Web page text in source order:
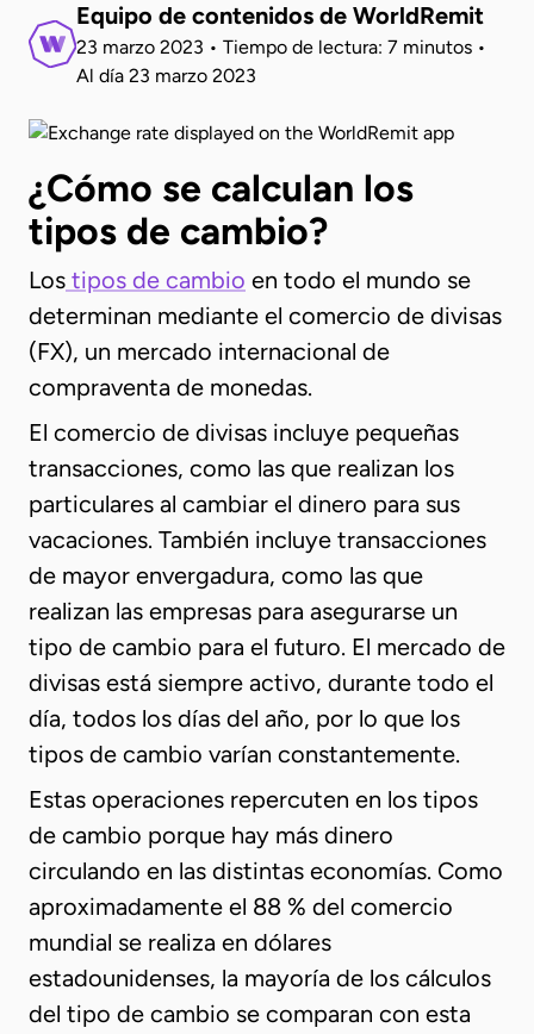
Equipo de contenidos de WorldRemit
23 marzo 2023 • Tiempo de lectura: 7 minutos •
Al día 23 marzo 2023
¿Cómo se calculan los
tipos de cambio?
Los tipos de cambio en todo el mundo se
determinan mediante el comercio de divisas
(FX), un mercado internacional de
compraventa de monedas.
El comercio de divisas incluye pequeñas
transacciones, como las que realizan los
particulares al cambiar el dinero para sus
vacaciones. También incluye transacciones
de mayor envergadura, como las que
realizan las empresas para asegurarse un
tipo de cambio para el futuro. El mercado de
divisas está siempre activo, durante todo el
día, todos los días del año, por lo que los
tipos de cambio varían constantemente.
Estas operaciones repercuten en los tipos
de cambio porque hay más dinero
circulando en las distintas economías. Como
aproximadamente el 88 % del comercio
mundial se realiza en dólares
estadounidenses, la mayoría de los cálculos
del tipo de cambio se comparan con esta